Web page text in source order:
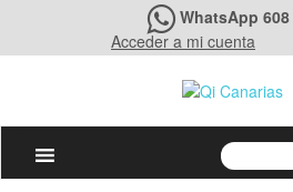
WhatsApp 608
Acceder a mi cuenta